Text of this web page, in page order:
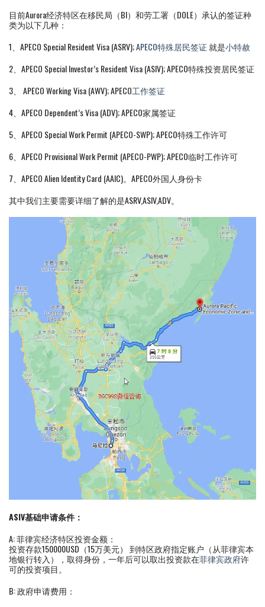
目前Aurora经济特区在移民局（BI）和劳工署（DOLE）承认的签证种
类为以下几种：
1、APECO Special Resident Visa (ASRV);APECO特殊居民签证就是小特赦
2、APECO Special Investor’s Resident Visa (ASIV); APECO特殊投资居民签证
3、 APECO Working Visa (AWV); APECO工作签证
4、APECO Dependent’s Visa (ADV); APECO家属签证
5、APECO Special Work Permit (APECO-SWP); APECO特殊工作许可
6、APECO Provisional Work Permit (APECO-PWP); APECO临时工作许可
7、APECO Alien Identity Card (AAIC)。APECO外国人身份卡
其中我们主要需要详细了解的是ASRV,ASIV,ADV。
ASIV基础申请条件：
A: 菲律宾经济特区投资金额：
投资存款150000USD（15万美元） 到特区政府指定账户（从菲律宾本
地银行转入），取得身份，一年后可以取出投资款在菲律宾政府许
可的投资项目。
B: 政府申请费用：